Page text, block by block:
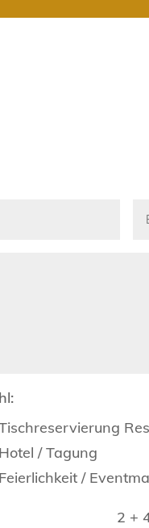
/ Tagung
/
2 +